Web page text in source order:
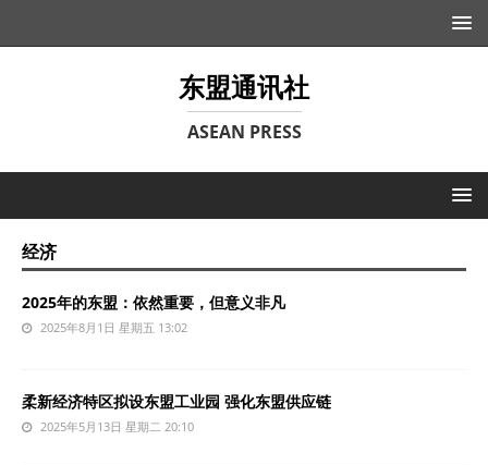
东盟通讯社
ASEAN PRESS
经济
2025年的东盟：依然重要，但意义非凡
2025年8月1日 星期五 13:02
柔新经济特区拟设东盟工业园 强化东盟供应链
2025年5月13日 星期二 20:10